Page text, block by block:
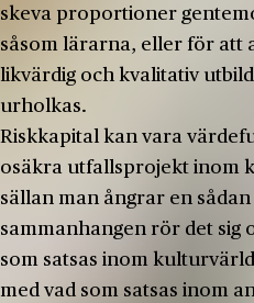
skeva proportioner
såsom lärarna, eller för att
likvärdig och kvalitativ
urholkas.
Riskkapital kan vara
osäkra utfallsprojekt inom
sällan man ångrar en
sammanhangen rör det sig
som satsas inom
med vad som satsas inom